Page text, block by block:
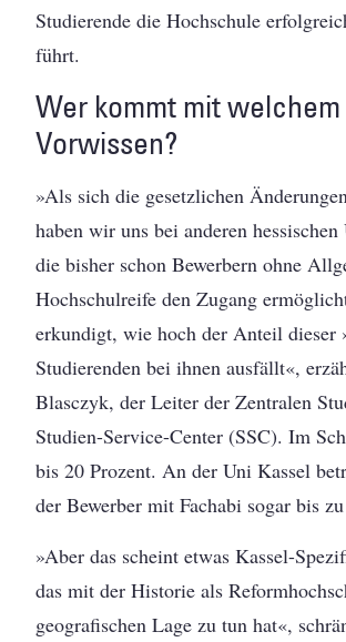
Studierende die Hochschule
führt.
Wer kommt mit welchem
Vorwissen?
»Als sich die gesetzlichen
haben wir uns bei anderen
die bisher schon Bewerbern ohne
Hochschulreife den Zugang
erkundigt, wie hoch der Anteil dieser
Studierenden bei ihnen ausfällt«,
Blasczyk, der Leiter der Zentralen
Studien-Service-Center (SSC). Im
bis 20 Prozent. An der Uni Kassel
der Bewerber mit Fachabi sogar bis
»Aber das scheint etwas Kassel-
das mit der Historie als
geografischen Lage zu tun hat«,